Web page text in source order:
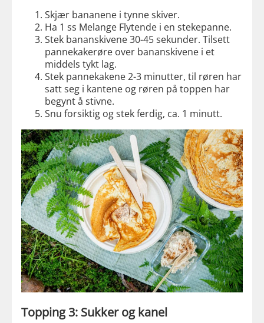
Skjær bananene i tynne skiver.
Ha 1 ss Melange Flytende i en stekepanne.
Stek bananskivene 30-45 sekunder. Tilsett
pannekakerøre over bananskivene i et
middels tykt lag.
Stek pannekakene 2-3 minutter, til røren har
satt seg i kantene og røren på toppen har
begynt å stivne.
Snu forsiktig og stek ferdig, ca. 1 minutt.
Topping 3: Sukker og kanel